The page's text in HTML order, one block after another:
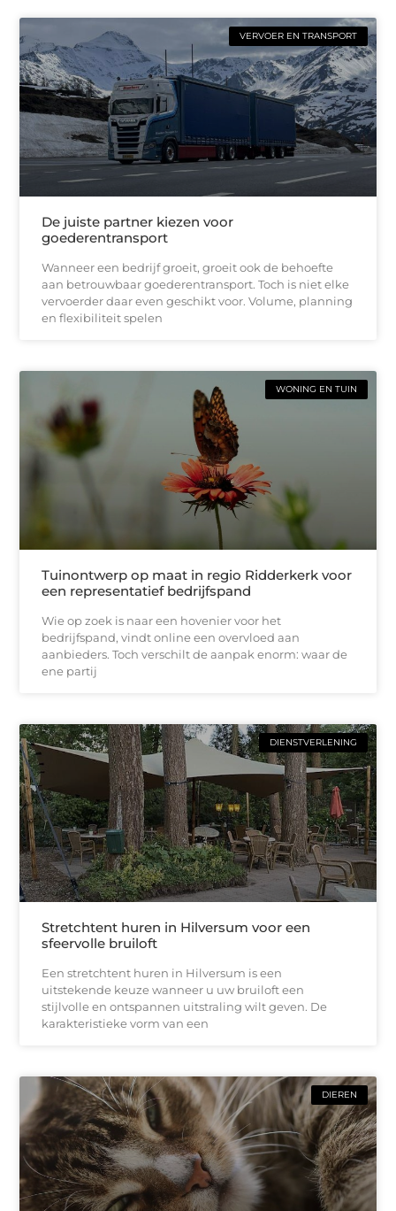
VERVOER EN TRANSPORT
De juiste partner kiezen voor
goederentransport
Wanneer een bedrijf groeit, groeit ook de behoefte
aan betrouwbaar goederentransport. Toch is niet elke
vervoerder daar even geschikt voor. Volume, planning
en flexibiliteit spelen
WONING EN TUIN
Tuinontwerp op maat in regio Ridderkerk voor
een representatief bedrijfspand
Wie op zoek is naar een hovenier voor het
bedrijfspand, vindt online een overvloed aan
aanbieders. Toch verschilt de aanpak enorm: waar de
ene partij
DIENSTVERLENING
Stretchtent huren in Hilversum voor een
sfeervolle bruiloft
Een stretchtent huren in Hilversum is een
uitstekende keuze wanneer u uw bruiloft een
stijlvolle en ontspannen uitstraling wilt geven. De
karakteristieke vorm van een
DIEREN